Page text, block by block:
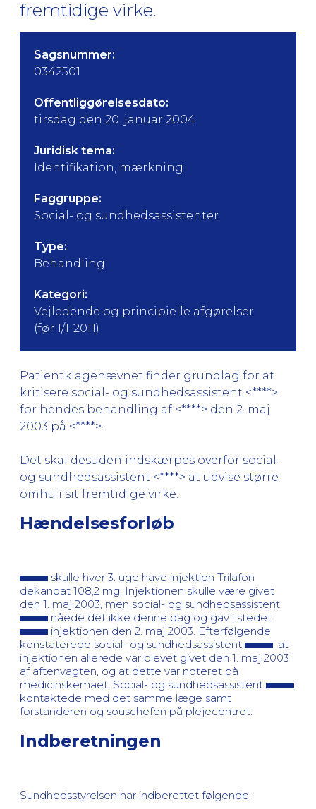
fremtidige virke.
Sagsnummer:
0342501
Offentliggørelsesdato:
tirsdag den 20. januar 2004
Juridisk tema:
Identifikation, mærkning
Faggruppe:
Social- og sundhedsassistenter
Type:
Behandling
Kategori:
Vejledende og principielle afgørelser
(før 1/1-2011)
Patientklagenævnet finder grundlag for at
kritisere social- og sundhedsassistent <****>
for hendes behandling af <****> den 2. maj
2003 på <****>.
Det skal desuden indskærpes overfor social-
og sundhedsassistent <****> at udvise større
omhu i sit fremtidige virke.
Hændelsesforløb
skulle hver 3. uge have injektion Trilafon
dekanoat 108,2 mg. Injektionen skulle være givet
den 1. maj 2003, men social- og sundhedsassistent
nåede det ikke denne dag og gav i stedet
injektionen den 2. maj 2003. Efterfølgende
konstaterede social- og sundhedsassistent
, at
injektionen allerede var blevet givet den 1. maj 2003
af aftenvagten, og at dette var noteret på
medicinskemaet. Social- og sundhedsassistent
kontaktede med det samme læge samt
forstanderen og souschefen på plejecentret.
Indberetningen
Sundhedsstyrelsen har indberettet følgende: